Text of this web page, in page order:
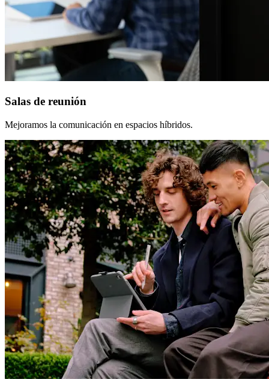
Salas de reunión
Mejoramos la comunicación en espacios híbridos.